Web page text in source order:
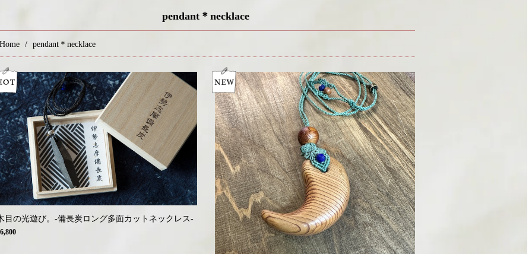
pendant＊necklace
Home pendant＊necklace
目の光遊び。-備長炭ロング多面カットネックレス-